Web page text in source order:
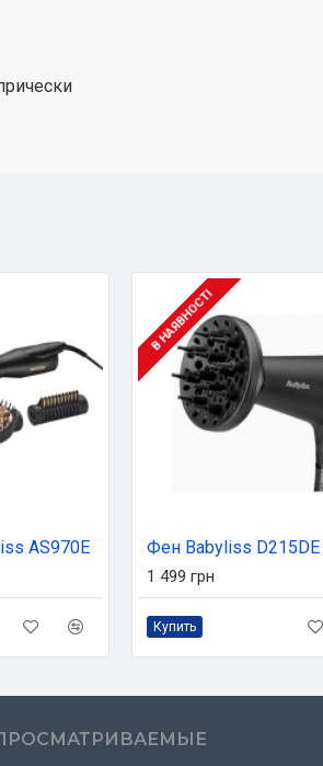
AS970E
В НАЯВНОСТІ
Фен Babyliss D215DE
1 499 грн
Купить